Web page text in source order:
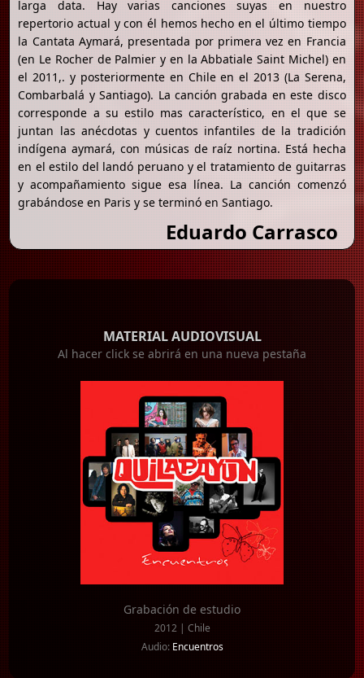
larga data. Hay varias canciones suyas en nuestro
repertorio actual y con él hemos hecho en el último tiempo
la Cantata Aymará, presentada por primera vez en Francia
(en Le Rocher de Palmier y en la Abbatiale Saint Michel) en
el 2011,. y posteriormente en Chile en el 2013 (La Serena,
Combarbalá y Santiago). La canción grabada en este disco
corresponde a su estilo mas característico, en el que se
juntan las anécdotas y cuentos infantiles de la tradición
indígena aymará, con músicas de raíz nortina. Está hecha
en el estilo del landó peruano y el tratamiento de guitarras
y acompañamiento sigue esa línea. La canción comenzó
grabándose en Paris y se terminó en Santiago.
Eduardo Carrasco
MATERIAL AUDIOVISUAL
Al hacer click se abrirá en una nueva pestaña
Grabación de estudio
2012 | Chile
Audio: Encuentros